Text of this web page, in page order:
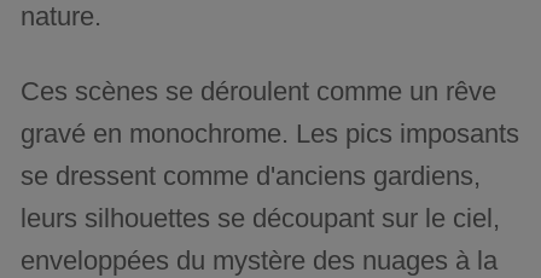
nature.
Ces scènes se déroulent comme un rêve
gravé en monochrome. Les pics imposants
se dressent comme d'anciens gardiens,
leurs silhouettes se découpant sur le ciel,
enveloppées du mystère des nuages à la